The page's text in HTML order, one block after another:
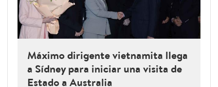
Máximo dirigente vietnamita llega
a Sídney para iniciar una visita de
Estado a Australia